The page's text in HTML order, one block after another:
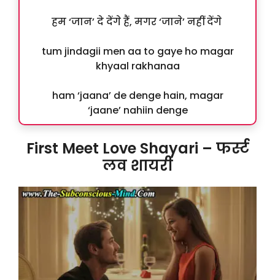
हम ‘जान’ दे देंगे हैं, मगर ‘जाने’ नहीं देंगे
tum jindagii men aa to gaye ho magar
khyaal rakhanaa
ham ‘jaana’ de denge hain, magar
‘jaane’ nahiin denge
First Meet Love Shayari – फर्स्ट
लव शायरी